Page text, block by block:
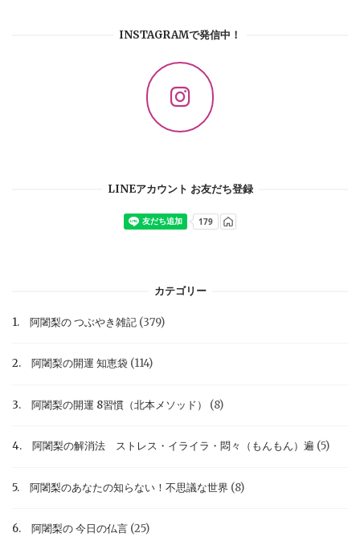
INSTAGRAMで発信中！
LINEアカウント お友だち登録
カテゴリー
1. 阿闍梨の つぶやき雑記 (379)
2. 阿闍梨の開運 知恵袋 (114)
3. 阿闍梨の開運 8習慣（北本メソッド） (8)
4. 阿闍梨の解消法 ストレス・イライラ・悶々（もんもん）遍 (5)
5. 阿闍梨のあなたの知らない！不思議な世界 (8)
6. 阿闍梨の 今日の仏言 (25)